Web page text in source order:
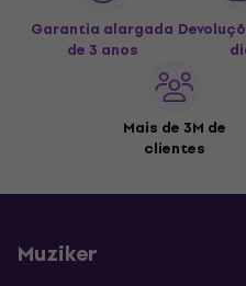
Garantia alargada
de 3 anos
Mais de 3M de
clientes
Muziker